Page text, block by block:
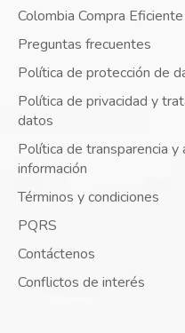
Colombia Compra Eficiente
Preguntas frecuentes
Política de protección de
Política de privacidad y
datos
Política de transparencia y
información
Términos y condiciones
PQRS
Contáctenos
Conflictos de interés